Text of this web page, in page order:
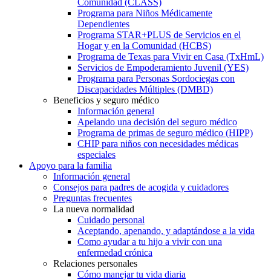
Programa para Niños Médicamente
Dependientes
Programa STAR+PLUS de Servicios en el
Hogar y en la Comunidad (HCBS)
Programa de Texas para Vivir en Casa (TxHmL)
Servicios de Empoderamiento Juvenil (YES)
Programa para Personas Sordociegas con
Discapacidades Múltiples (DMBD)
Beneficios y seguro médico
Información general
Apelando una decisión del seguro médico
Programa de primas de seguro médico (HIPP)
CHIP para niños con necesidades médicas
especiales
Apoyo para la familia
Información general
Consejos para padres de acogida y cuidadores
Preguntas frecuentes
La nueva normalidad
Cuidado personal
Aceptando, apenando, y adaptándose a la vida
Como ayudar a tu hijo a vivir con una
enfermedad crónica
Relaciones personales
Cómo manejar tu vida diaria